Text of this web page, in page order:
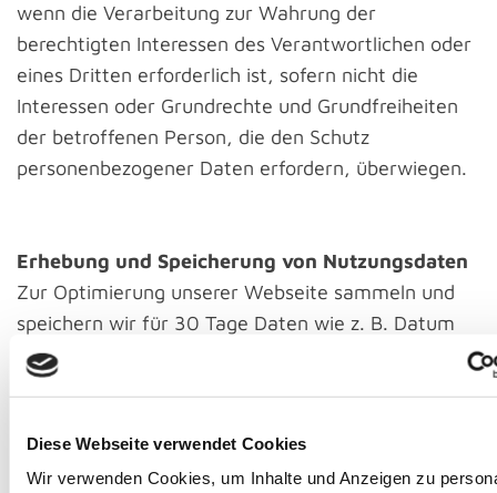
Diese Webseite verwendet Cookies
Wir verwenden Cookies, um Inhalte und Anzeigen zu
wenn die Verarbeitung zur Wahrung der
berechtigten Interessen des Verantwortlichen oder
eines Dritten erforderlich ist, sofern nicht die
Interessen oder Grundrechte und Grundfreiheiten
der betroffenen Person, die den Schutz
personenbezogener Daten erfordern, überwiegen.
Erhebung und Speicherung von Nutzungsdaten
Zur Optimierung unserer Webseite sammeln und
speichern wir für 30 Tage Daten wie z. B. Datum
und Uhrzeit des Seitenaufrufs, die Seite, von der
Sie unsere Seite aufgerufen haben und ähnliches,
nicht widersprechen.